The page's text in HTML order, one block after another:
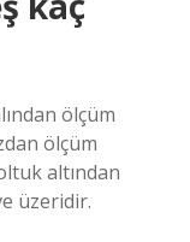
ölçüm
ölçüm
altından
üzeridir.